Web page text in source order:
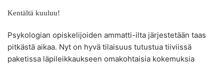
Kentältä kuuluu!
Psykologian opiskelijoiden ammatti-ilta järjestetään taas
pitkästä aikaa. Nyt on hyvä tilaisuus tutustua tiiviissä
paketissa läpileikkaukseen omakohtaisia kokemuksia